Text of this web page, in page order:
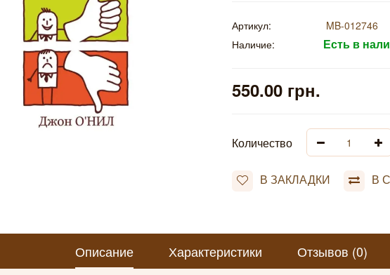
Артикул:
MB-012746
Наличие:
Есть в
550.00 грн.
Количество
В ЗАКЛАДКИ В
Описание Характеристики Отзывов (0)